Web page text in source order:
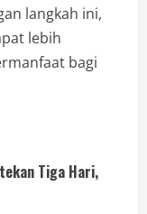
langkah ini,
lebih
bagi
Tiga Hari,